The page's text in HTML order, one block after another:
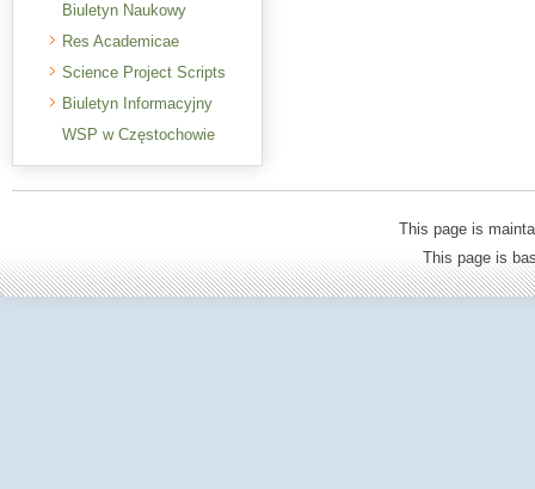
Biuletyn Naukowy
Res Academicae
Science Project Scripts
Biuletyn Informacyjny
WSP w Częstochowie
This page is
This page is